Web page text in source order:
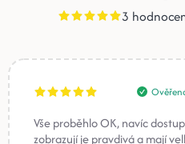
3
Vše proběhlo OK, navíc
zobrazují je pravdivá a mají